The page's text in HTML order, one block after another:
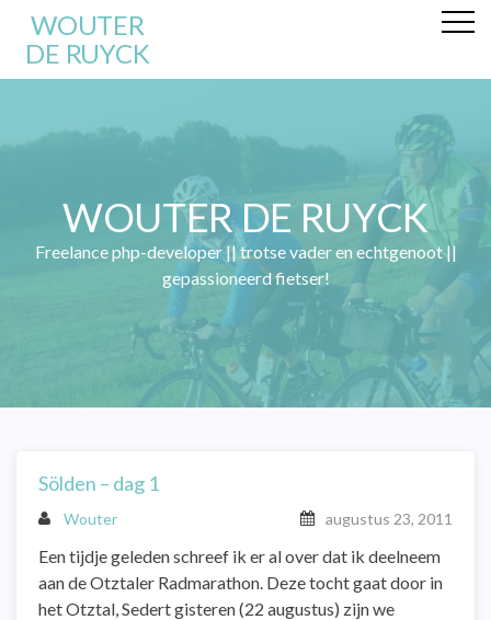
WOUTER
DE RUYCK
WOUTER DE RUYCK
Freelance php-developer || trotse vader en echtgenoot ||
gepassioneerd fietser!
Sölden – dag 1
Wouter augustus 23, 2011
Een tijdje geleden schreef ik er al over dat ik deelneem
aan de Otztaler Radmarathon. Deze tocht gaat door in
het Otztal, Sedert gisteren (22 augustus) zijn we